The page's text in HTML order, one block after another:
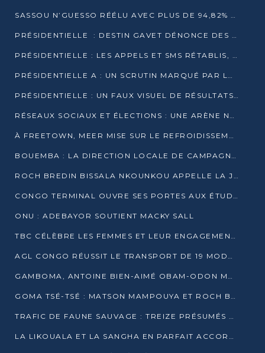
SASSOU N’GUESSO RÉÉLU AVEC PLUS DE 94,82% DES VOIX
PRÉSIDENTIELLE : DESTIN GAVET DÉNONCE DES IRRÉGULARITÉS ET REVENDIQUE LA VICTOIRE
PRÉSIDENTIELLE : LES APPELS ET SMS RÉTABLIS, INTERNET RESTE BLOQUÉ
PRÉSIDENTIELLE A : UN SCRUTIN MARQUÉ PAR LA COUPURE D’INTERNET ET UNE AFFLUENCE TIMIDE À BRAZZAVILLE
PRÉSIDENTIELLE : UN FAUX VISUEL DE RÉSULTATS CIRCULE
RÉSEAUX SOCIAUX ET ÉLECTIONS : UNE ARÈNE NUMÉRIQUE EN PLEINE MUTATION AU CONGO
À FREETOWN, MEER MISE SUR LE REFROIDISSEMENT PASSIF FACE À LA CHALEUR EXTRÊME
BOUEMBA : LA DIRECTION LOCALE DE CAMPAGNE DE DENIS SASSOU N’GUESSO MULTIPLIE LES ACTIVITÉS DE MOBILISATION
ROCH BREDIN BISSALA NKOUNKOU APPELLE LA JEUNESSE DE GOMA TSÉ-TSÉ À UN VOTE MASSIF POUR DENIS SASSOU NGUESSO
CONGO TERMINAL OUVRE SES PORTES AUX ÉTUDIANTS EN TRANSPORT ET LOGISTIQUE
ONU : ADEBAYOR SOUTIENT MACKY SALL
TBC CÉLÈBRE LES FEMMES ET LEUR ENGAGEMENT À L’OCCASION DU 8 MARS
AGL CONGO RÉUSSIT LE TRANSPORT DE 19 MODULES HORS GABARIT ENTRE POINTE-NOIRE ET BRAZZAVILLE
GAMBOMA, ANTOINE BIEN-AIMÉ OBAM-ODON MOBILISE LES 32 148 ÉLECTEURS EN FAVEUR DE DENIS SASSOU NGUESSO
GOMA TSÉ-TSÉ : MATSON MAMPOUYA ET ROCH BREDIN BISSALA NKOUNKOU EN CAMPAGNE DE PROXIMITÉ
TRAFIC DE FAUNE SAUVAGE : TREIZE PRÉSUMÉS TRAFIQUANTS INTERPELLÉS AU CONGO EN 2025
LA LIKOUALA ET LA SANGHA EN PARFAIT ACCORD AVEC LE PROJET DE SOCIÉTÉ DU CANDIDAT DENIS SASSOU-N’GUESSO